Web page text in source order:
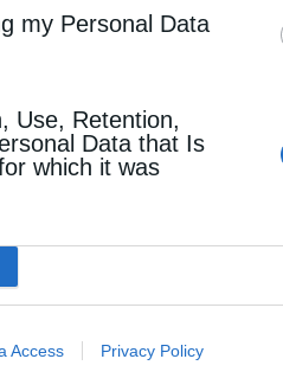
my Personal Data
Use, Retention,
Data that Is
which it was
Access Privacy Policy
διάδρομο
Διευθύνων Σύμβουλος
μας συμφωνίας με τη
στρατηγικού μας
Διάδρομος για την
στην Κεντρική και
μεταξύ Ελλάδας και
αναδεικνύει την αξία
της διατλαντικής
των αγορών της